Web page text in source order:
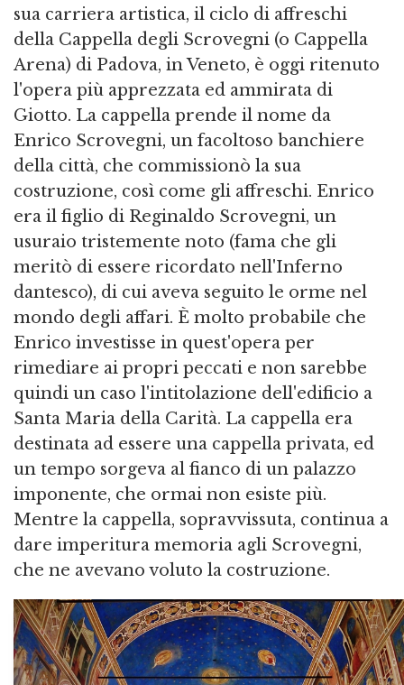
sua carriera artistica, il ciclo di affreschi
della Cappella degli Scrovegni (o Cappella
Arena) di Padova, in Veneto, è oggi ritenuto
l'opera più apprezzata ed ammirata di
Giotto. La cappella prende il nome da
Enrico Scrovegni, un facoltoso banchiere
della città, che commissionò la sua
costruzione, così come gli affreschi. Enrico
era il figlio di Reginaldo Scrovegni, un
usuraio tristemente noto (fama che gli
meritò di essere ricordato nell'Inferno
dantesco), di cui aveva seguito le orme nel
mondo degli affari. È molto probabile che
Enrico investisse in quest'opera per
rimediare ai propri peccati e non sarebbe
quindi un caso l'intitolazione dell'edificio a
Santa Maria della Carità. La cappella era
destinata ad essere una cappella privata, ed
un tempo sorgeva al fianco di un palazzo
imponente, che ormai non esiste più.
Mentre la cappella, sopravvissuta, continua a
dare imperitura memoria agli Scrovegni,
che ne avevano voluto la costruzione.